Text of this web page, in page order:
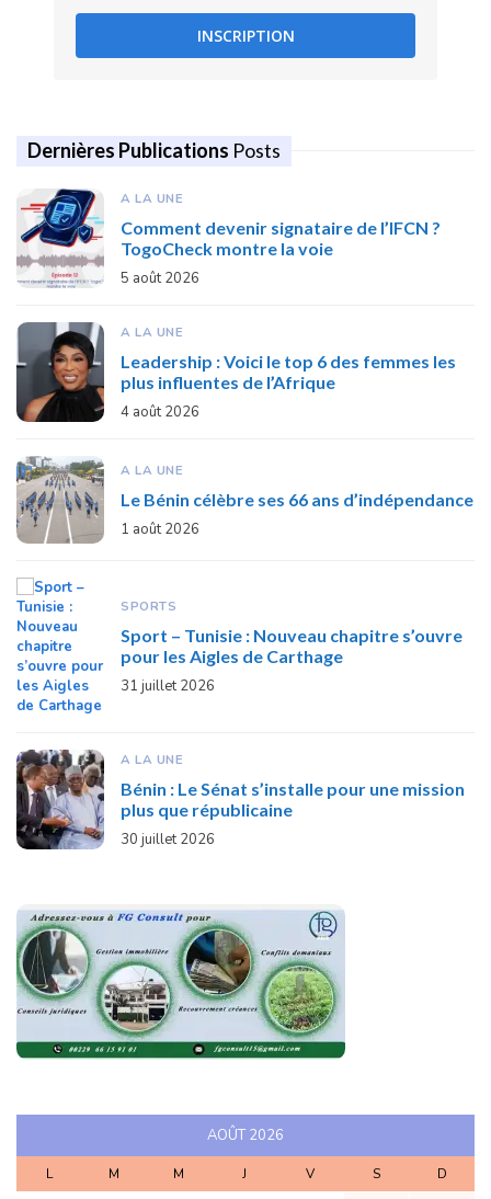
INSCRIPTION
Dernières Publications Posts
A LA UNE
Comment devenir signataire de l’IFCN ?
TogoCheck montre la voie
5 août 2026
A LA UNE
Leadership : Voici le top 6 des femmes les
plus influentes de l’Afrique
4 août 2026
A LA UNE
Le Bénin célèbre ses 66 ans d’indépendance
1 août 2026
SPORTS
Sport – Tunisie : Nouveau chapitre s’ouvre
pour les Aigles de Carthage
31 juillet 2026
A LA UNE
Bénin : Le Sénat s’installe pour une mission
plus que républicaine
30 juillet 2026
AOÛT 2026
L M M J V S D